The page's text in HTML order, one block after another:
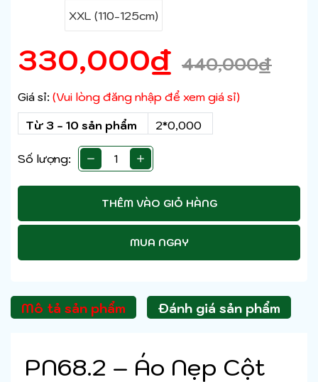
XXL (110-125cm)
330,000₫ 440,000₫
Giá sỉ: (Vui lòng đăng nhập để xem giá sỉ)
Từ 3 - 10 sản phẩm
2*0,000
Số lượng:
THÊM VÀO GIỎ HÀNG
MUA NGAY
Mô tả sản phẩm Đánh giá sản phẩm
PN68.2 – Áo Nẹp Cột